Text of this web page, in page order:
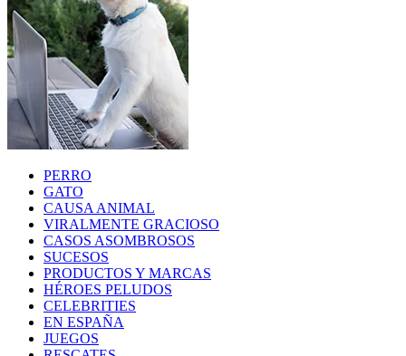
PERRO
GATO
CAUSA ANIMAL
VIRALMENTE GRACIOSO
CASOS ASOMBROSOS
SUCESOS
PRODUCTOS Y MARCAS
HÉROES PELUDOS
CELEBRITIES
EN ESPAÑA
JUEGOS